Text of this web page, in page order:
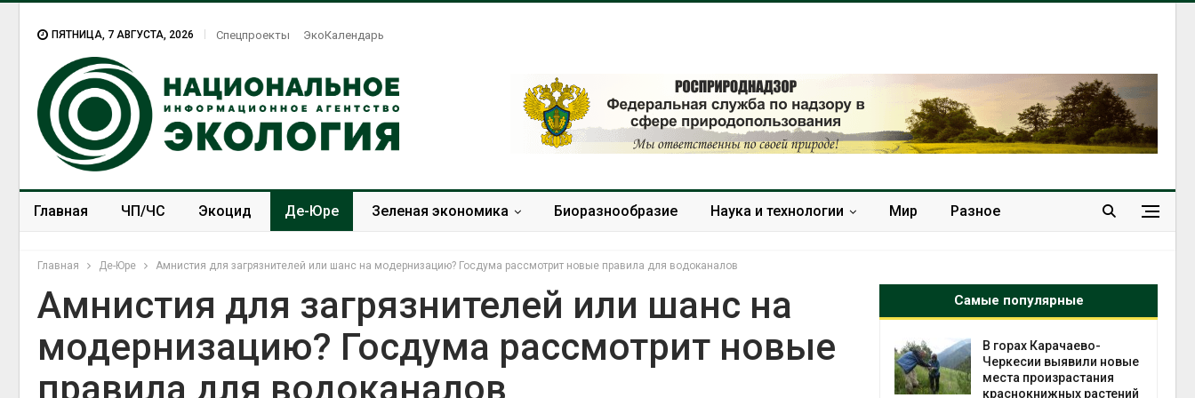
ПЯТНИЦА, 7 АВГУСТА, 2026 Спецпроекты ЭкоКалендарь
Главная ЧП/ЧС Экоцид Де-Юре Зеленая экономика Биоразнообразие Наука и технологии Мир Разное
Главная Де-Юре Амнистия для загрязнителей или шанс на модернизацию? Госдума рассмотрит новые правила для водоканалов
Амнистия для загрязнителей или шанс на
модернизацию? Госдума рассмотрит новые
правила для водоканалов
Самые популярные
В Домодедове
ликвидируют
химикатов после пожара
Панамский канал вновь
ограничивает загрузку
В горах Карачаево-
Черкесии выявили новые
места произрастания
краснокнижных растений